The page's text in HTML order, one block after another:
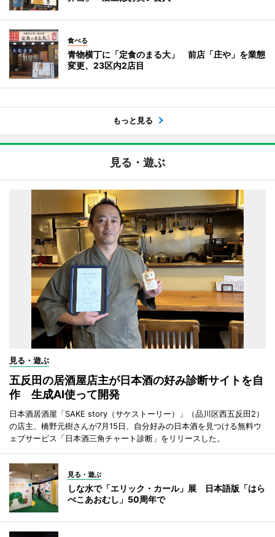
食べる
青物横丁に「定食のまる大」 前店「庄や」を業態
変更、23区内2店目
もっと見る
見る・遊ぶ
見る・遊ぶ
五反田の居酒屋店主が日本酒の好み診断サイトを自
作 生成AI使って開発
日本酒居酒屋「SAKE story（サケストーリー）」（品川区西五反田2）
の店主、橋野元樹さんが7月15日、自分好みの日本酒を見つける無料ウ
ェブサービス「日本酒三角チャート診断」をリリースした。
見る・遊ぶ
しな水で「エリック・カール」展 日本語版「はら
ぺこあおむし」50周年で